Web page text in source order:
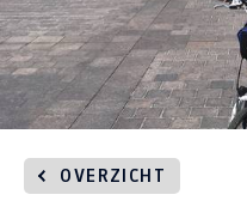
OVERZICHT